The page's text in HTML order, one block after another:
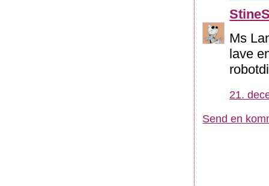
Ms
lave
21.
Send en